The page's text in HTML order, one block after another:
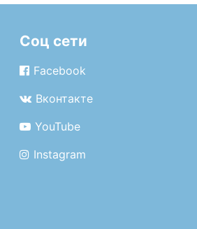
Соц сети
Facebook
Вконтакте
YouTube
Instagram